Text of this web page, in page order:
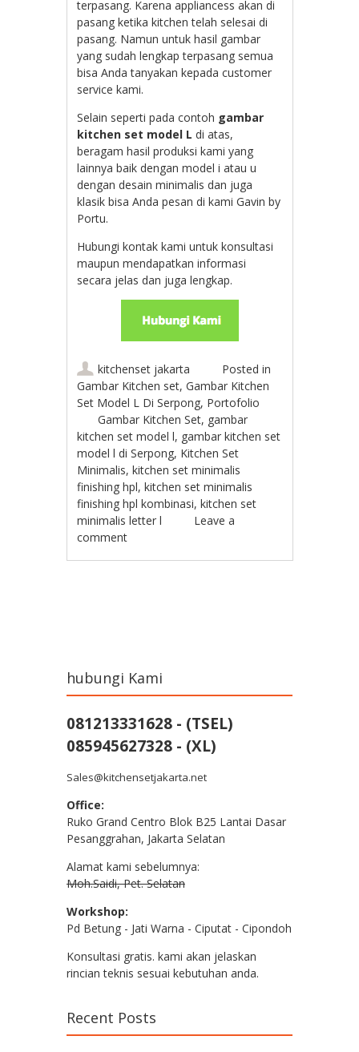
terpasang. Karena appliancess akan di
pasang ketika kitchen telah selesai di
pasang. Namun untuk hasil gambar
yang sudah lengkap terpasang semua
bisa Anda tanyakan kepada customer
service kami.
Selain seperti pada contoh gambar
kitchen set model L di atas,
beragam hasil produksi kami yang
lainnya baik dengan model i atau u
dengan desain minimalis dan juga
klasik bisa Anda pesan di kami Gavin by
Portu.
Hubungi kontak kami untuk konsultasi
maupun mendapatkan informasi
secara jelas dan juga lengkap.
kitchenset jakarta
Posted in
Gambar Kitchen set,Gambar Kitchen
Set Model L Di Serpong, Portofolio
Gambar Kitchen Set, gambar
kitchen set model l, gambar kitchen set
model l di Serpong, Kitchen Set
Minimalis,kitchen set minimalis
finishing hpl,kitchen set minimalis
finishing hpl kombinasi,kitchen set
minimalis letter l
Leave a
comment
hubungi Kami
081213331628 - (TSEL)
085945627328 - (XL)
Sales@kitchensetjakarta.net
Office:
Ruko Grand Centro Blok B25 Lantai Dasar
Pesanggrahan, Jakarta Selatan
Alamat kami sebelumnya:
Moh.Saidi, Pet. Selatan
Workshop:
Pd Betung - Jati Warna - Ciputat - Cipondoh
Konsultasi gratis. kami akan jelaskan
rincian teknis sesuai kebutuhan anda.
Recent Posts